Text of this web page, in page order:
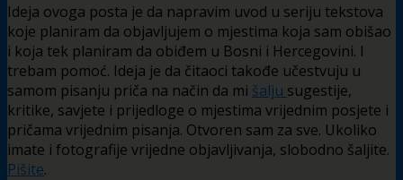
Ideja ovoga posta je da napravim uvod u seriju tekstova
koje planiram da objavljujem o mjestima koja sam obišao
i koja tek planiram da obiđem u Bosni i Hercegovini. I
trebam pomoć. Ideja je da čitaoci takođe učestvuju u
samom pisanju priča na način da mi šalju sugestije,
kritike, savjete i prijedloge o mjestima vrijednim posjete i
pričama vrijednim pisanja. Otvoren sam za sve. Ukoliko
imate i fotografije vrijedne objavljivanja, slobodno šaljite.
Pišite.